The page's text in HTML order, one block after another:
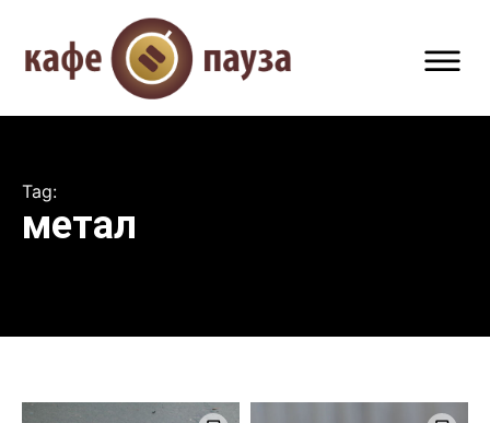
Tag:
метал